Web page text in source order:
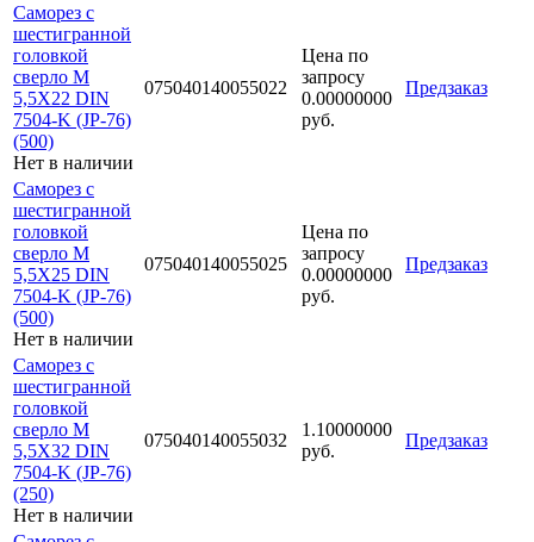
Саморез с
шестигранной
головкой
сверло М
5,5Х22 DIN
7504-K (JP-76)
(500)
Нет в наличии
075040140055022
Цена по
запросу
0.00000000
руб.
Предзаказ
Саморез с
шестигранной
головкой
сверло М
5,5Х25 DIN
7504-K (JP-76)
(500)
Нет в наличии
075040140055025
Цена по
запросу
0.00000000
руб.
Предзаказ
Саморез с
шестигранной
головкой
сверло М
5,5Х32 DIN
7504-K (JP-76)
(250)
Нет в наличии
075040140055032
1.10000000
руб.
Предзаказ